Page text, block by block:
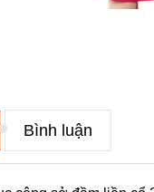
Bình luận